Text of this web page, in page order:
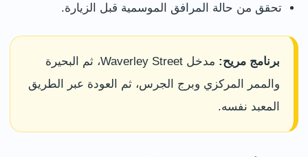
تحقق من حالة المرافق الموسمية قبل الزيارة.
برنامج مريح:
مدخل Waverley Street، ثم البحيرة
والممر المركزي وبرج الجرس، ثم العودة عبر الطريق
المعبد نفسه.